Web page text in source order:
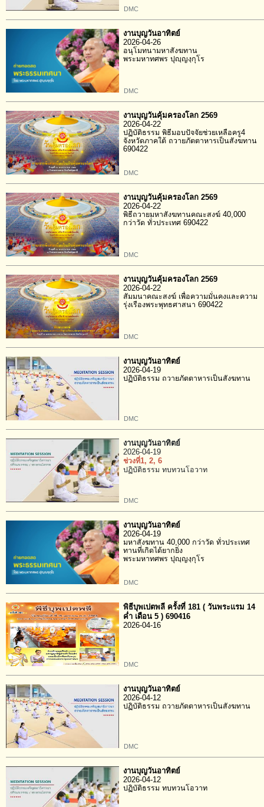
DMC
งานบุญวันอาทิตย์
2026-04-26
อนุโมทนามหาสังฆทาน
พระมหาทศพร ปุญฺญงฺกุโร
DMC
งานบุญวันคุ้มครองโลก 2569
2026-04-22
ปฏิบัติธรรม พิธีมอบปัจจัยช่วยเหลือครู4
จังหวัดภาคใต้ ถวายภัตตาหารเป็นสังฆทาน
690422
DMC
งานบุญวันคุ้มครองโลก 2569
2026-04-22
พิธีถวายมหาสังฆทานคณะสงฆ์ 40,000
กว่าวัด ทั่วประเทศ 690422
DMC
งานบุญวันคุ้มครองโลก 2569
2026-04-22
สัมมนาคณะสงฆ์ เพื่อความมั่นคงและความ
รุ่งเรืองพระพุทธศาสนา 690422
DMC
งานบุญวันอาทิตย์
2026-04-19
ปฏิบัติธรรม ถวายภัตตาหารเป็นสังฆทาน
DMC
งานบุญวันอาทิตย์
2026-04-19
ช่วงที่1, 2, 6
ปฏิบัติธรรม ทบทวนโอวาท
DMC
งานบุญวันอาทิตย์
2026-04-19
มหาสังฆทาน 40,000 กว่าวัด ทั่วประเทศ
ทานที่เกิดได้ยากยิ่ง
พระมหาทศพร ปุญฺญงฺกุโร
DMC
พิธีบุพเปตพลี ครั้งที่ 181 ( วันพระแรม 14
ค่ำ เดือน 5 ) 690416
2026-04-16
DMC
งานบุญวันอาทิตย์
2026-04-12
ปฏิบัติธรรม ถวายภัตตาหารเป็นสังฆทาน
DMC
งานบุญวันอาทิตย์
2026-04-12
ปฏิบัติธรรม ทบทวนโอวาท